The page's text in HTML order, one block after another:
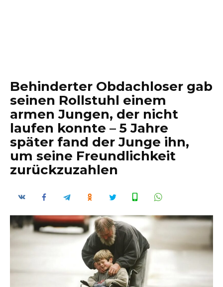
Behinderter Obdachloser gab
seinen Rollstuhl einem
armen Jungen, der nicht
laufen konnte – 5 Jahre
später fand der Junge ihn,
um seine Freundlichkeit
zurückzuzahlen